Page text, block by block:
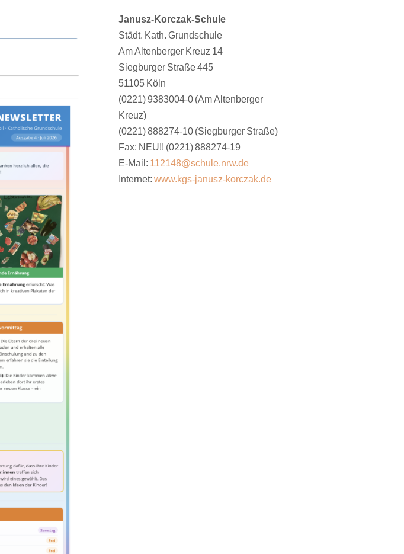
Janusz-Korczak-Schule
Städt. Kath. Grundschule
Am Altenberger Kreuz 14
Siegburger Straße 445
51105 Köln
(0221) 9383004-0 (Am Altenberger
Kreuz)
(0221) 888274-10 (Siegburger Straße)
Fax: NEU!! (0221) 888274-19
E-Mail: 112148@schule.nrw.de
Internet: www.kgs-janusz-korczak.de